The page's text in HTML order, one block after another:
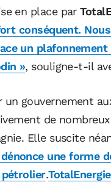
en place par
conséquent.
un
», souligne-t-il
un gouvernement
de
Elle suscite
une forme
.